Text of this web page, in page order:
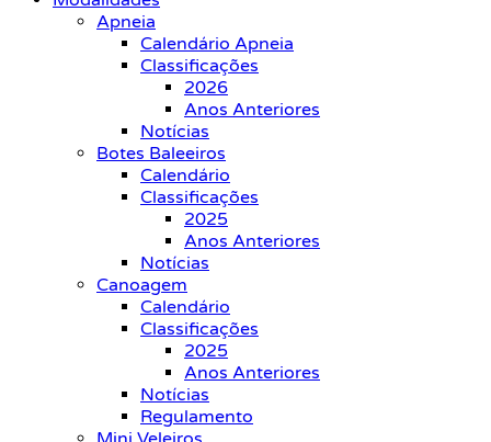
Apneia
Calendário Apneia
Classificações
2026
Anos Anteriores
Notícias
Botes Baleeiros
Calendário
Classificações
2025
Anos Anteriores
Notícias
Canoagem
Calendário
Classificações
2025
Anos Anteriores
Notícias
Regulamento